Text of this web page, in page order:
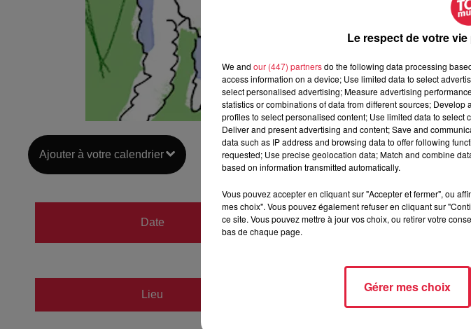
Ajouter à votre calendrier
Date
du8 septembre 2019 à 0h00
au8 septembre 2019 à 0h00
Lieu
Le respect de votre
We and our (447) partnersdo the following data processing
access information on a device; Use limited data to select
select personalised advertising; Measure advertising
statistics or combinations of data from different sources;
profiles to select personalised content; Use limited data to select
Deliver and present advertising and content; Save and
data such as IP address and browsing data to offer following
requested; Use precise geolocation data; Match and combine
based on information transmitted automatically.
Vous pouvez accepter en cliquant sur "Accepter et fermer", ou
mes choix". Vous pouvez également refuser en cliquant sur
ce site. Vous pouvez mettre à jour vos choix, ou retirer votre
bas de chaque page.
Gérer mes choix